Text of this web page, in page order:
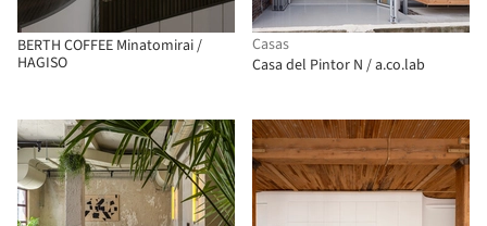
BERTH COFFEE Minatomirai /
HAGISO
Casas
Casa del Pintor N / a.co.lab